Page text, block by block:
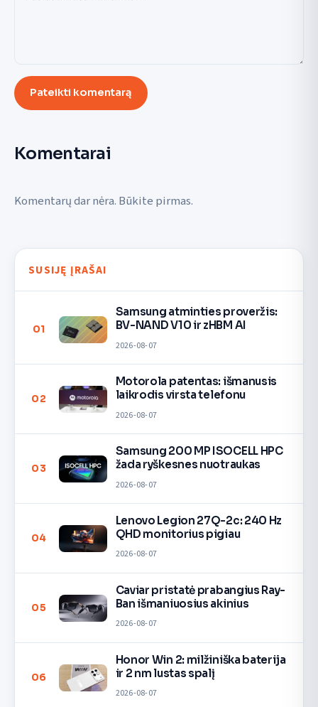
Pateikti komentarą
Komentarai
Komentarų dar nėra. Būkite pirmas.
SUSIJĘ ĮRAŠAI
01
Samsung atminties proveržis:
BV-NAND V10 ir zHBM AI
2026-08-07
02
Motorola patentas: išmanusis
laikrodis virsta telefonu
2026-08-07
03
Samsung 200 MP ISOCELL HPC
žada ryškesnes nuotraukas
2026-08-07
04
Lenovo Legion 27Q-2c: 240 Hz
QHD monitorius pigiau
2026-08-07
05
Caviar pristatė prabangius Ray-
Ban išmaniuosius akinius
2026-08-07
06
Honor Win 2: milžiniška baterija
ir 2 nm lustas spalį
2026-08-07